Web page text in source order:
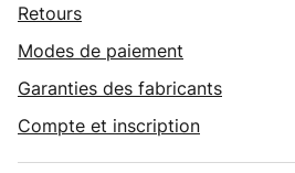
Retours
Modes de paiement
Garanties des fabricants
Compte et inscription